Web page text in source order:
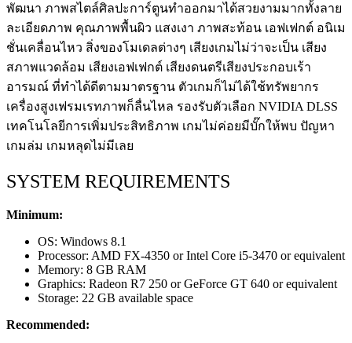
พัฒนา ภาพสไตล์ศิลปะการ์ตูนทำออกมาได้สวยงามมากทั้งลาย
ละเอียดภาพ คุณภาพพื้นผิว แสงเงา ภาพสะท้อน เอฟเฟกต์ อนิเม
ชั่นเคลื่อนไหว สิ่งของโมเดลต่างๆ เสียงเกมไม่ว่าจะเป็น เสียง
สภาพแวดล้อม เสียงเอฟเฟกต์ เสียงดนตรีเสียงประกอบเร้า
อารมณ์ ที่ทำได้ดีตามมาตรฐาน ตัวเกมก็ไม่ได้ใช้ทรัพยากร
เครื่องสูงเฟรมเรทภาพก็ลื่นไหล รองรับตัวเลือก NVIDIA DLSS
เทคโนโลยีการเพิ่มประสิทธิภาพ เกมไม่ค่อยมีบั๊กให้พบ ปัญหา
เกมล่ม เกมหลุดไม่มีเลย
SYSTEM REQUIREMENTS
Minimum:
OS: Windows 8.1
Processor: AMD FX-4350 or Intel Core i5-3470 or equivalent
Memory: 8 GB RAM
Graphics: Radeon R7 250 or GeForce GT 640 or equivalent
Storage: 22 GB available space
Recommended: